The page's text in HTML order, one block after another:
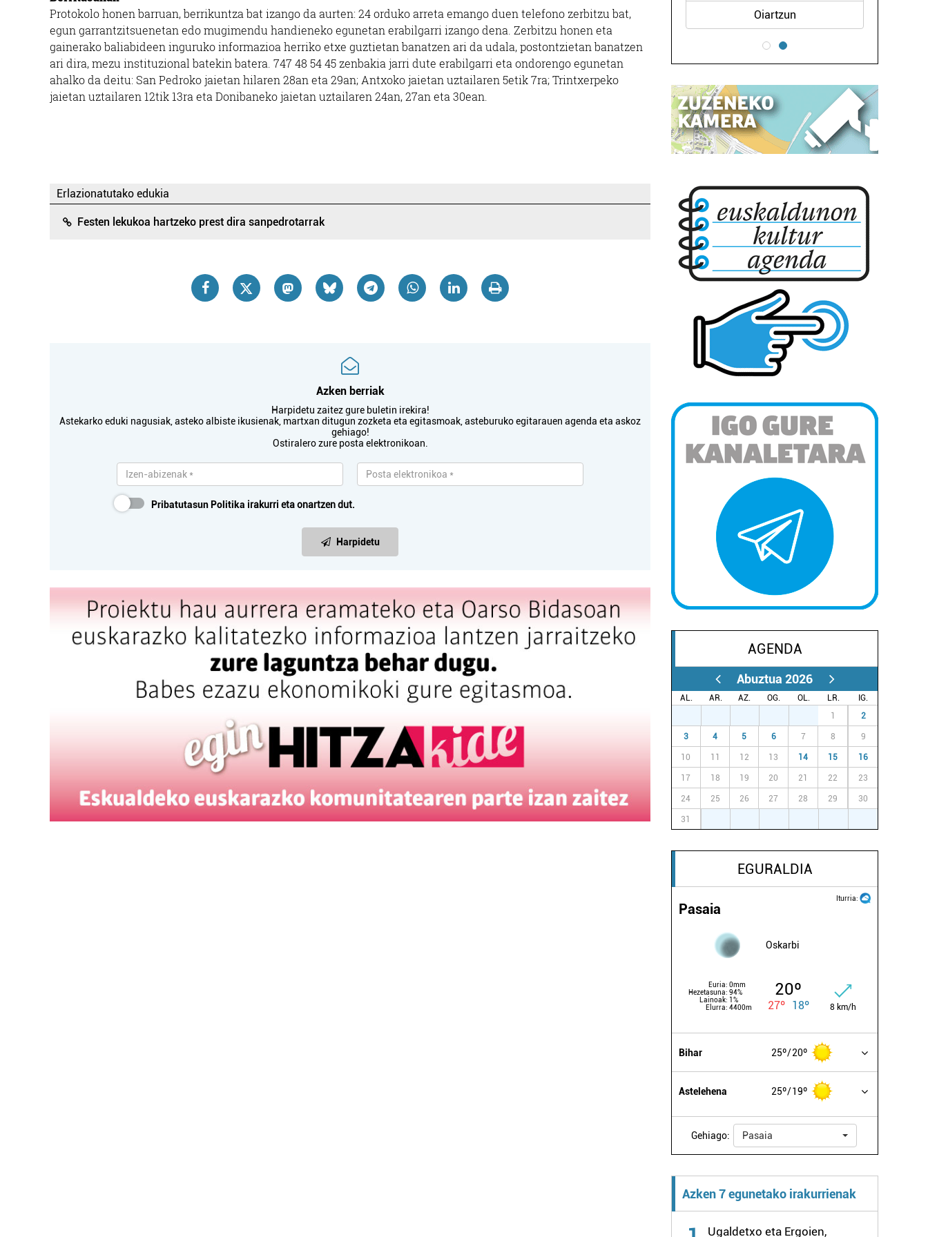
Protokolo honen barruan, berrikuntza bat izango da aurten: 24 orduko arreta emango duen telefono zerbitzu bat,
egun garrantzitsuenetan edo mugimendu handieneko egunetan erabilgarri izango dena. Zerbitzu honen eta
gainerako baliabideen inguruko informazioa herriko etxe guztietan banatzen ari da udala, postontzietan banatzen
ari dira, mezu instituzional batekin batera. 747 48 54 45 zenbakia jarri dute erabilgarri eta ondorengo egunetan
ahalko da deitu: San Pedroko jaietan hilaren 28an eta 29an; Antxoko jaietan uztailaren 5etik 7ra; Trintxerpeko
jaietan uztailaren 12tik 13ra eta Donibaneko jaietan uztailaren 24an, 27an eta 30ean.
Erlazionatutako edukia
Festen lekukoa hartzeko prest dira sanpedrotarrak
Azken berriak
Harpidetu zaitez gure buletin irekira!
Astekarko eduki nagusiak, asteko albiste ikusienak, martxan ditugun zozketa eta egitasmoak, asteburuko egitarauen agenda eta askoz
gehiago!
Ostiralero zure posta elektronikoan.
Pribatutasun Politika irakurri eta onartzen dut.
Harpidetu
Pasaia Oiartzun Pasaia Oiartzun
AGENDA
Abuztua 2026
AL. AR. AZ. OG. OL. LR.
IG.
1 2
3 4 5 6 7 8 9
10 11 12 13 14 15 16
17 18 19 20 21 22 23
24 25 26 27 28 29 30
31
EGURALDIA
Iturria:
Pasaia
Oskarbi
Euria: 0mm
Hezetasuna: 94%
Lainoak: 1%
Elurra: 4400m
20º
27º 18º 8 km/h
Bihar 25º 20º
Astelehena 25º 19º
Gehiago: Pasaia
Azken 7 egunetako irakurrienak
Ugaldetxo eta Ergoien,